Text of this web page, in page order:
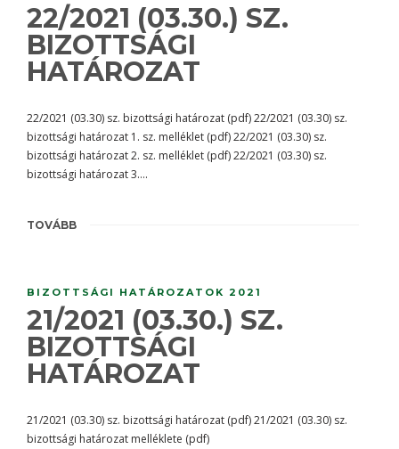
22/2021 (03.30.) SZ.
BIZOTTSÁGI
HATÁROZAT
22/2021 (03.30) sz. bizottsági határozat (pdf) 22/2021 (03.30) sz.
bizottsági határozat 1. sz. melléklet (pdf) 22/2021 (03.30) sz.
bizottsági határozat 2. sz. melléklet (pdf) 22/2021 (03.30) sz.
bizottsági határozat 3….
TOVÁBB
BIZOTTSÁGI HATÁROZATOK 2021
21/2021 (03.30.) SZ.
BIZOTTSÁGI
HATÁROZAT
21/2021 (03.30) sz. bizottsági határozat (pdf) 21/2021 (03.30) sz.
bizottsági határozat melléklete (pdf)